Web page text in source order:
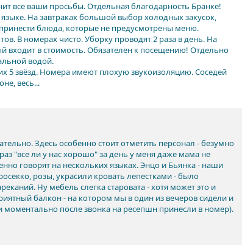
все ваши просьбы. Отдельная благодарность Бранке!
На завтраках большой выбор холодных закусок,
блюда, которые не предусмотрены меню.
В номерах чисто. Уборку проводят 2 раза в день. На
входит в стоимость. Обязателен к посещению! Отдельно
водой.
5 звёзд. Номера имеют плохую звукоизоляцию. Соседей
весь...
Здесь особенно стоит отметить персонал - безумно
"все ли у нас хорошо" за день у меня даже мама не
говорят на нескольких языках. Энцо и Бьянка - наши
розы, украсили кровать лепестками - было
Ну мебель слегка старовата - хотя может это и
балкон - на котором мы в один из вечеров сидели и
после звонка на ресепшн принесли в номер).